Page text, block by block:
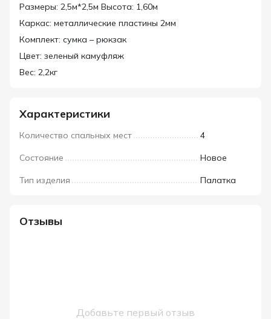
Размеры: 2,5м*2,5м Высота: 1,60м
Каркас: металлические пластины 2мм
Комплект: сумка – рюкзак
Цвет: зеленый камуфляж
Вес: 2,2кг
Характеристики
Количество спальных мест 4
Состояние Новое
Тип изделия Палатка
Отзывы
Добавьте первый отзыв